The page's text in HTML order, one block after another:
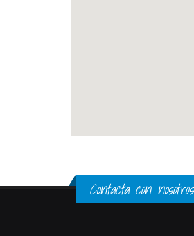
Contacta con nosotros